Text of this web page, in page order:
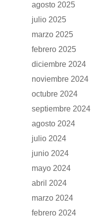
agosto 2025
julio 2025
marzo 2025
febrero 2025
diciembre 2024
noviembre 2024
octubre 2024
septiembre 2024
agosto 2024
julio 2024
junio 2024
mayo 2024
abril 2024
marzo 2024
febrero 2024